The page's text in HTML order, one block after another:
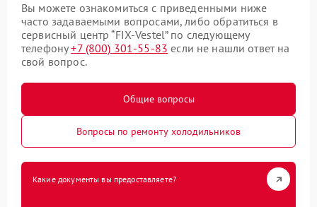
Вы можете ознакомиться с приведенными ниже
часто задаваемыми вопросами, либо обратиться в
сервисный центр “FIX-Vestel” по следующему
телефону+7 (800) 301-55-83 если не нашли ответ на
свой вопрос.
Общие вопросы
Вопросы по ремонту холодильников
Какие документы вы предоставляете?